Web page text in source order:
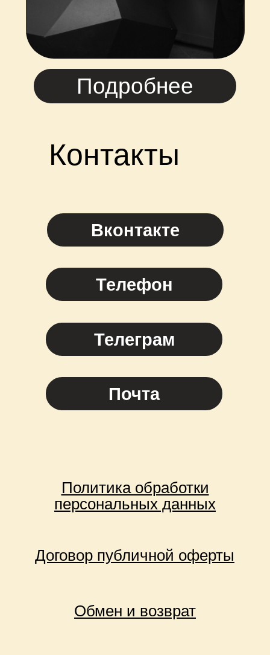
Подробнее
Контакты
Вконтакте
Почта
Телеграм
Телефон
Политика обработки
персональных данных
Договор публичной оферты
Обмен и возврат